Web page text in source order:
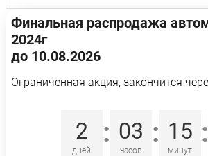
Финальная распродажа
2024г
до 10.08.2026
Ограниченная акция, закончится
2
дней
: 03
часов
: 15
минут
: